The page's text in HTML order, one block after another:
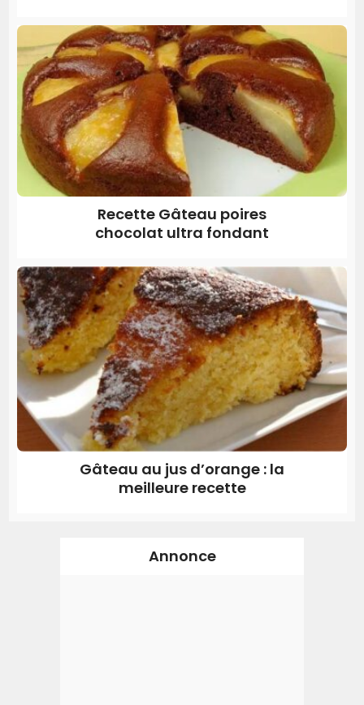
Recette Gâteau poires
chocolat ultra fondant
Gâteau au jus d’orange : la
meilleure recette
Annonce